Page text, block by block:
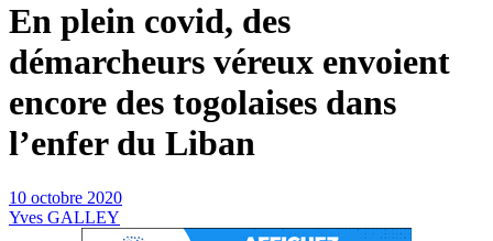
En plein covid, des
démarcheurs véreux envoient
encore des togolaises dans
l’enfer du Liban
10 octobre 2020
Yves GALLEY